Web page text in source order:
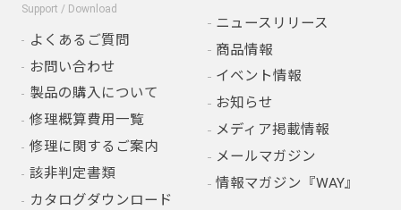
Support / Download
よくあるご質問
お問い合わせ
製品の購入について
修理概算費用一覧
修理に関するご案内
該非判定書類
カタログダウンロード
ニュースリリース
商品情報
イベント情報
お知らせ
メディア掲載情報
メールマガジン
情報マガジン『WAY』